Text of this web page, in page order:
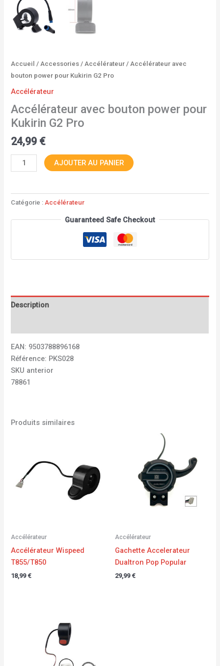
Accueil / Accessories / Accélérateur / Accélérateur avec
bouton power pour Kukirin G2 Pro
Accélérateur
Accélérateur avec bouton power pour
Kukirin G2 Pro
24,99 €
AJOUTER AU PANIER
Catégorie :Accélérateur
Guaranteed Safe Checkout
Description
EAN: 9503788896168
Référence: PKS028
SKU anterior
78861
Produits similaires
Accélérateur
Accélérateur Wispeed
T855/T850
18,99€
Accélérateur
Gachette Accelerateur
Dualtron Pop Popular
29,99€